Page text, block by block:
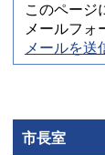
このページ
メールフォ
メールを送
市長室